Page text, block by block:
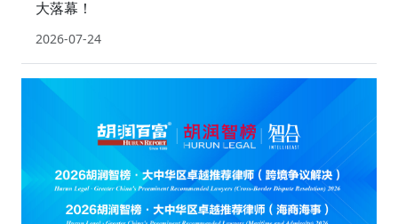
大落幕！
2026-07-24